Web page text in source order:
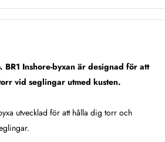
BR1 Inshore-byxan är designad för att
vid seglingar utmed kusten.
utvecklad för att hålla dig torr och